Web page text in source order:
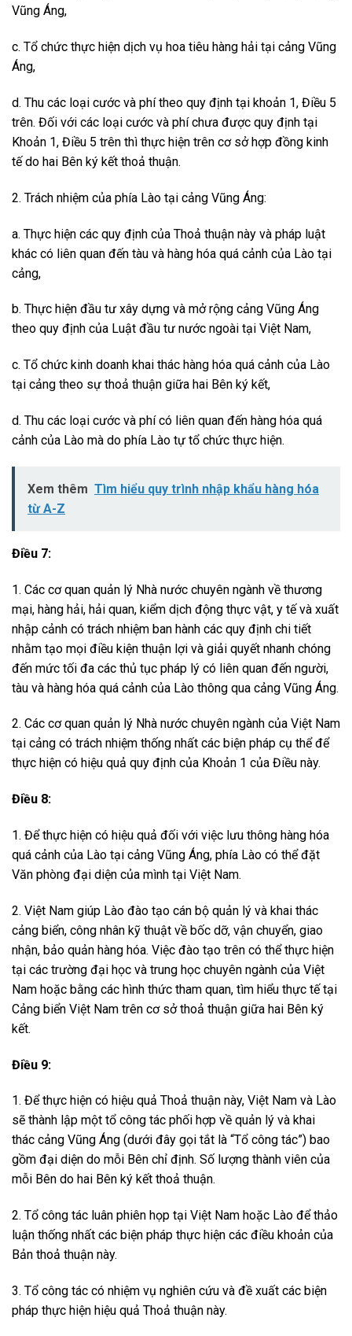
Vũng Áng,
c. Tổ chức thực hiện dịch vụ hoa tiêu hàng hải tại cảng Vũng
Áng,
d. Thu các loại cước và phí theo quy định tại khoản 1, Điều 5
trên. Đối với các loại cước và phí chưa được quy định tại
Khoản 1, Điều 5 trên thì thực hiện trên cơ sở hợp đồng kinh
tế do hai Bên ký kết thoả thuận.
2. Trách nhiệm của phía Lào tại cảng Vũng Áng:
a. Thực hiện các quy định của Thoả thuận này và pháp luật
khác có liên quan đến tàu và hàng hóa quá cảnh của Lào tại
cảng,
b. Thực hiện đầu tư xây dựng và mở rộng cảng Vũng Áng
theo quy định của Luật đầu tư nước ngoài tại Việt Nam,
c. Tổ chức kinh doanh khai thác hàng hóa quá cảnh của Lào
tại cảng theo sự thoả thuận giữa hai Bên ký kết,
d. Thu các loại cước và phí có liên quan đến hàng hóa quá
cảnh của Lào mà do phía Lào tự tổ chức thực hiện.
Xem thêm Tìm hiểu quy trình nhập khẩu hàng hóa
từ A-Z
Điều 7:
1. Các cơ quan quản lý Nhà nước chuyên ngành về thương
mại, hàng hải, hải quan, kiểm dịch động thực vật, y tế và xuất
nhập cảnh có trách nhiệm ban hành các quy định chi tiết
nhằm tạo mọi điều kiện thuận lợi và giải quyết nhanh chóng
đến mức tối đa các thủ tục pháp lý có liên quan đến người,
tàu và hàng hóa quá cảnh của Lào thông qua cảng Vũng Áng.
2. Các cơ quan quản lý Nhà nước chuyên ngành của Việt Nam
tại cảng có trách nhiệm thống nhất các biện pháp cụ thể để
thực hiện có hiệu quả quy định của Khoản 1 của Điều này.
Điều 8:
1. Để thực hiện có hiệu quả đối với việc lưu thông hàng hóa
quá cảnh của Lào tại cảng Vũng Áng, phía Lào có thể đặt
Văn phòng đại diện của mình tại Việt Nam.
2. Việt Nam giúp Lào đào tạo cán bộ quản lý và khai thác
cảng biển, công nhân kỹ thuật về bốc dỡ, vận chuyển, giao
nhận, bảo quản hàng hóa. Việc đào tạo trên có thể thực hiện
tại các trường đại học và trung học chuyên ngành của Việt
Nam hoặc bằng các hình thức tham quan, tìm hiểu thực tế tại
Cảng biển Việt Nam trên cơ sở thoả thuận giữa hai Bên ký
kết.
Điều 9:
1. Để thực hiện có hiệu quả Thoả thuận này, Việt Nam và Lào
sẽ thành lập một tổ công tác phối hợp về quản lý và khai
thác cảng Vũng Áng (dưới đây gọi tắt là “Tổ công tác”) bao
gồm đại diện do mỗi Bên chỉ định. Số lượng thành viên của
mỗi Bên do hai Bên ký kết thoả thuận.
2. Tổ công tác luân phiên họp tại Việt Nam hoặc Lào để thảo
luận thống nhất các biện pháp thực hiện các điều khoản của
Bản thoả thuận này.
3. Tổ công tác có nhiệm vụ nghiên cứu và đề xuất các biện
pháp thực hiện hiệu quả Thoả thuận này.